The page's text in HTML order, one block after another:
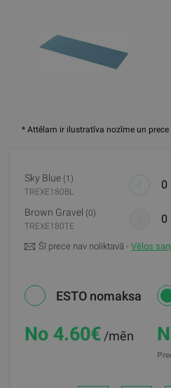
* Attēlam ir ilustratīva nozīme un
Sky Blue (1)
TREXE180BL
Brown Gravel (0)
TREXE180TE
Šī prece nav noliktavā - Vēlos
ESTO nomaksa
No 4.60€ /mēn